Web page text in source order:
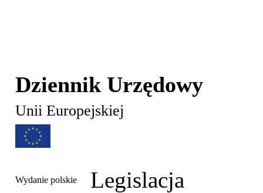
Dziennik Urzędowy
Unii Europejskiej
Wydanie polskie Legislacja